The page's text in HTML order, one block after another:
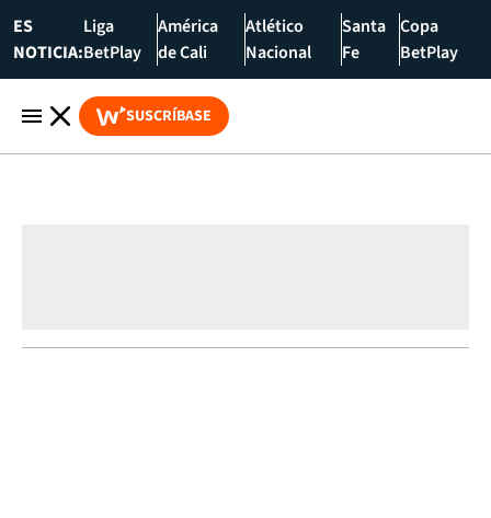
ES
NOTICIA:
Liga
BetPlay
América
de Cali
Atlético
Nacional
Santa
Fe
Copa
BetPlay
SUSCRÍBASE